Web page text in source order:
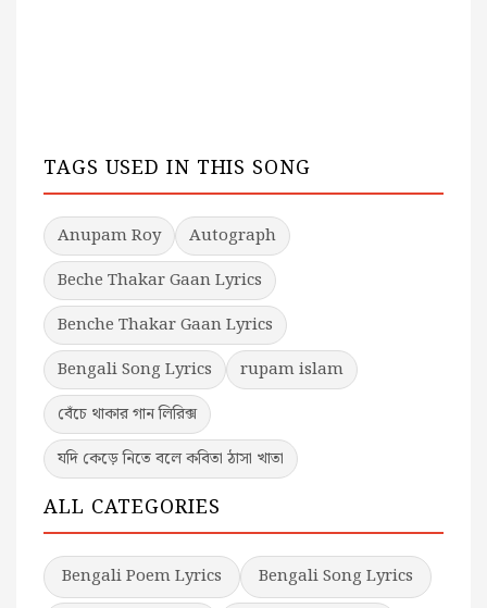
TAGS USED IN THIS SONG
Anupam Roy
Autograph
Beche Thakar Gaan Lyrics
Benche Thakar Gaan Lyrics
Bengali Song Lyrics
rupam islam
বেঁচে থাকার গান লিরিক্স
যদি কেড়ে নিতে বলে কবিতা ঠাসা খাতা
ALL CATEGORIES
Bengali Poem Lyrics
Bengali Song Lyrics